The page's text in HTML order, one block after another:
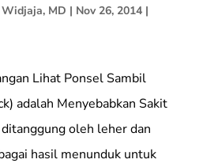
MD | Nov 26, 2014|
Lihat Ponsel Sambil
adalah Menyebabkan Sakit
oleh leher dan
hasil menunduk untuk